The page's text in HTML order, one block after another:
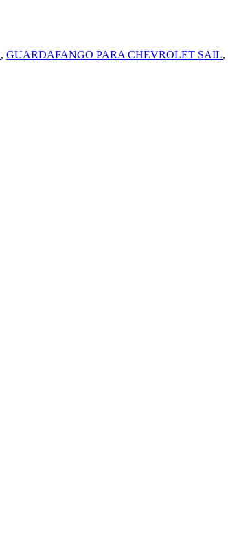
, GUARDAFANGO PARA CHEVROLET SAIL,